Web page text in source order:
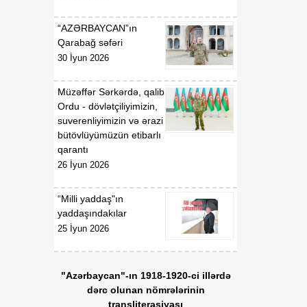
edilməsi haqqında”
Azərbaycan Respublikası
Nazirlər Kabinetinin 2011-
ci il 19 dekabr tarixli 207
nömrəli Qərarında
dəyişiklik edilməsi barədə
Azərbaycan Respublikası
Nazirlər Kabinetinin 2020-
ci il 6 may tarixli 165
nömrəli Qərarı ilə təsdiq
dayandırıldığı, bərpa və
ya ləğv edildiyi barədə
Azərbaycan
Gömrük Komitəsinə
lisenziyaların və icazələrin
01:54
“AZƏRBAYCAN”ın
Qarabağ səfəri
30 İyun 2026
Müzəffər Sərkərdə, qalib
Ordu - dövlətçiliyimizin,
suverenliyimizin və ərazi
bütövlüyümüzün etibarlı
qarantı
26 İyun 2026
“Milli yaddaş"ın
yaddaşındakılar
25 İyun 2026
"Azərbaycan"-ın 1918-1920-ci illərdə
dərc olunan nömrələrinin
transliterasiyası